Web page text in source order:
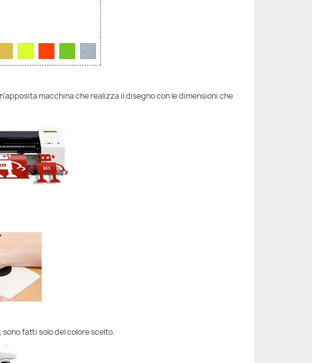
macchina che realizza il disegno con le dimensioni che
fatti solo del colore scelto.